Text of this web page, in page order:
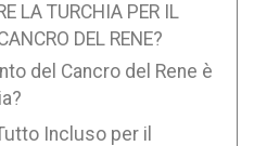
LA TURCHIA PER IL
DEL RENE?
del Cancro del Rene è
Incluso per il